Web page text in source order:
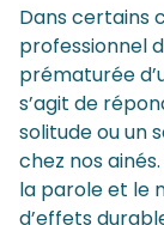
Dans certains
professionnel
prématurée
s’agit de
solitude ou un
chez nos
la parole et le
d’effets